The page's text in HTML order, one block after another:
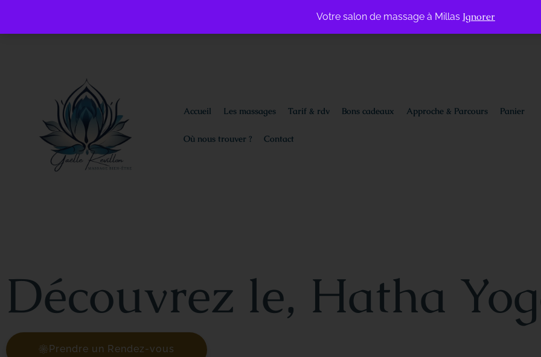
Votre salon de massage à Millas Ignorer
Accueil Les massages Tarif & rdv Bons cadeaux Approche & Parcours Panier
Où nous trouver ? Contact
Découvrez le, Hatha
Prendre un Rendez-vous